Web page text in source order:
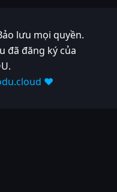
lưu mọi quyền.
đã đăng ký của
❤️